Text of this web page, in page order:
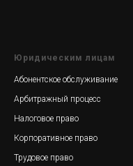
Юридическим лицам
Абонентское обслуживание
Арбитражный процесс
Налоговое право
Корпоративное право
Трудовое право